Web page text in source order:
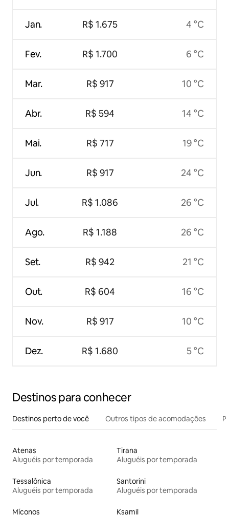
Jan.
Fev.
Mar.
Abr.
Mai.
Jun.
Jul.
Ago.
Set.
Out.
Nov.
Dez.
R$ 1.675
R$ 1.700
R$ 917
R$ 594
R$ 717
R$ 917
R$ 1.086
R$ 1.188
R$ 942
R$ 604
R$ 917
R$ 1.680
4 °C
6 °C
10 °C
14 °C
19 °C
24 °C
26 °C
26 °C
21 °C
16 °C
10 °C
5 °C
Destinos para conhecer
Destinos perto de você Outros tipos de acomodações
Atenas
Aluguéis por temporada
Tirana
Aluguéis por temporada
Tessalônica
Aluguéis por temporada
Santorini
Aluguéis por temporada
Míconos Ksamil